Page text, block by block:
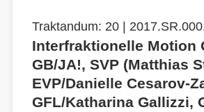
Traktandum: 20 |
Interfraktionelle Motion
GB/JA!, SVP (Matthias
EVP/Danielle Cesarov-
GFL/Katharina Gallizzi,